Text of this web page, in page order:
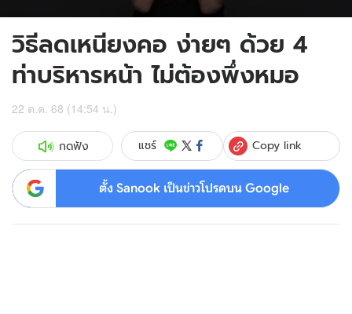
วิธีลดเหนียงคอ ง่ายๆ ด้วย 4
ท่าบริหารหน้า ไม่ต้องพึ่งหมอ
22 ต.ค. 68 (14:54 น.)
กดฟัง แชร์ Copy link
ตั้ง Sanook เป็นข่าวโปรดบน Google